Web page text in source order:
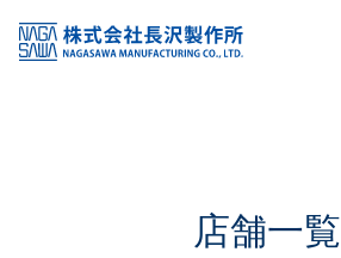
KSS加盟店・取扱店情報
店舗一覧
店舗一覧